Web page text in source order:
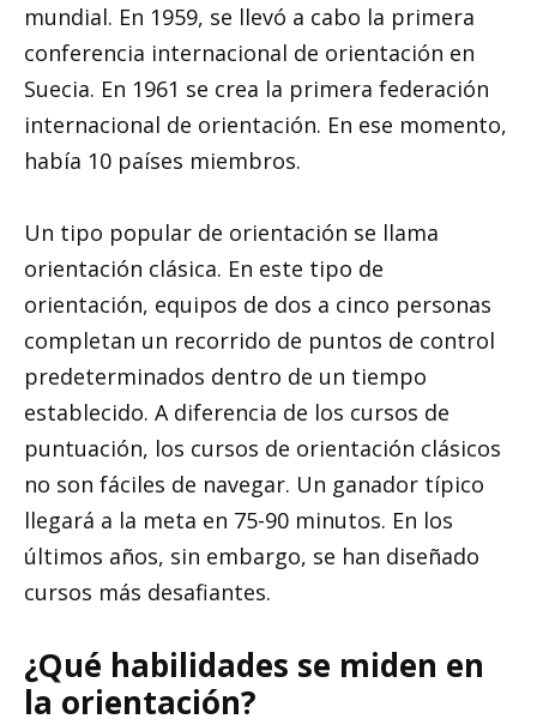
mundial. En 1959, se llevó a cabo la primera
conferencia internacional de orientación en
Suecia. En 1961 se crea la primera federación
internacional de orientación. En ese momento,
había 10 países miembros.
Un tipo popular de orientación se llama
orientación clásica. En este tipo de
orientación, equipos de dos a cinco personas
completan un recorrido de puntos de control
predeterminados dentro de un tiempo
establecido. A diferencia de los cursos de
puntuación, los cursos de orientación clásicos
no son fáciles de navegar. Un ganador típico
llegará a la meta en 75-90 minutos. En los
últimos años, sin embargo, se han diseñado
cursos más desafiantes.
¿Qué habilidades se miden en
la orientación?